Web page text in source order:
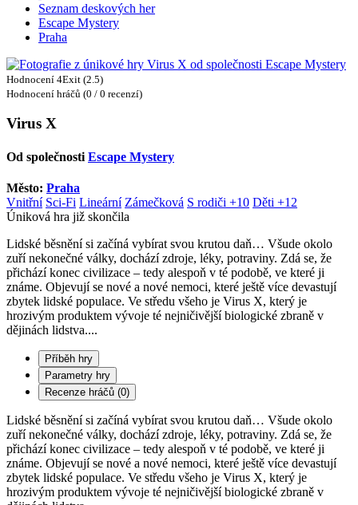
Seznam deskových her
Escape Mystery
Praha
Hodnocení 4Exit (2.5)
Hodnocení hráčů (0 / 0 recenzí)
Virus X
Od společnosti Escape Mystery
Město: Praha
Vnitřní Sci-Fi Lineární Zámečková S rodiči +10 Děti +12
Úniková hra již skončila
Lidské běsnění si začíná vybírat svou krutou daň… Všude okolo
zuří nekonečné války, dochází zdroje, léky, potraviny. Zdá se, že
přichází konec civilizace – tedy alespoň v té podobě, ve které ji
známe. Objevují se nové a nové nemoci, které ještě více devastují
zbytek lidské populace. Ve středu všeho je Virus X, který je
hrozivým produktem vývoje té nejničivější biologické zbraně v
dějinách lidstva....
Příběh hry
Parametry hry
Recenze hráčů (0)
Lidské běsnění si začíná vybírat svou krutou daň… Všude okolo
zuří nekonečné války, dochází zdroje, léky, potraviny. Zdá se, že
přichází konec civilizace – tedy alespoň v té podobě, ve které ji
známe. Objevují se nové a nové nemoci, které ještě více devastují
zbytek lidské populace. Ve středu všeho je Virus X, který je
hrozivým produktem vývoje té nejničivější biologické zbraně v